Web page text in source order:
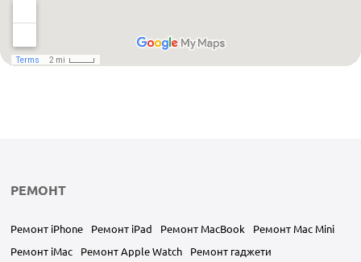
РЕМОНТ
Ремонт iPhone Ремонт iPad Ремонт MacBook
Ремонт Mac Mini
Ремонт iMac
Ремонт Apple Watch Ремонт гаджети